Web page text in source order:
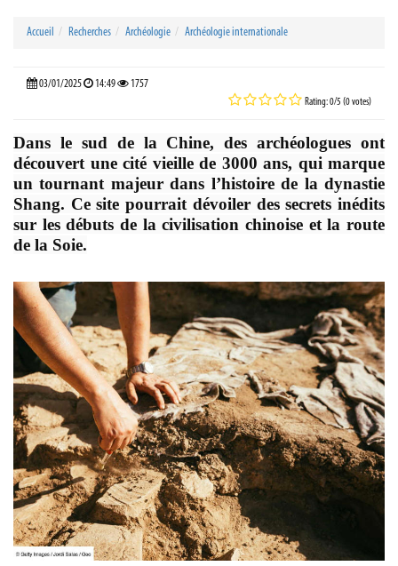
Accueil Recherches Archéologie Archéologie internationale
03/01/2025 14:49 1757
Rating: 0/5 (0 votes)
Dans le sud de la Chine, des archéologues ont
découvert une cité vieille de 3000 ans, qui marque
un tournant majeur dans l’histoire de la dynastie
Shang. Ce site pourrait dévoiler des secrets inédits
sur les débuts de la civilisation chinoise et la route
de la Soie.